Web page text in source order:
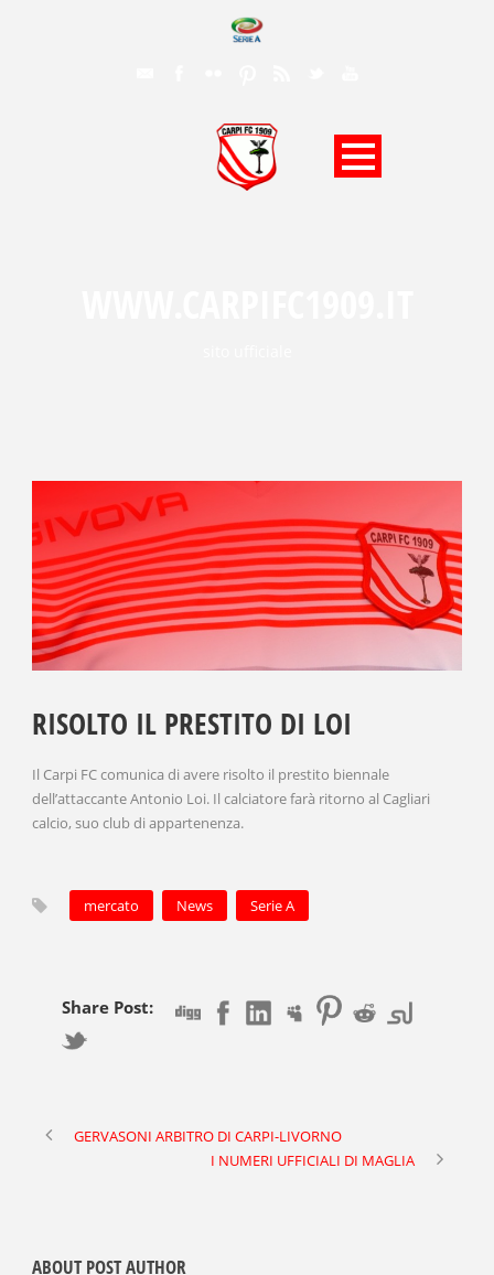
RISOLTO IL PRESTITO DI LOI
Il Carpi FC comunica di avere risolto il prestito biennale
dell’attaccante Antonio Loi. Il calciatore farà ritorno al Cagliari
calcio, suo club di appartenenza.
mercato News Serie A
Share Post:
GERVASONI ARBITRO DI CARPI-LIVORNO
I NUMERI UFFICIALI DI MAGLIA
ABOUT POST AUTHOR